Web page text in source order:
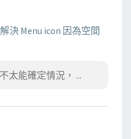
決 Menu icon 因為空間
太能確定情況， ...